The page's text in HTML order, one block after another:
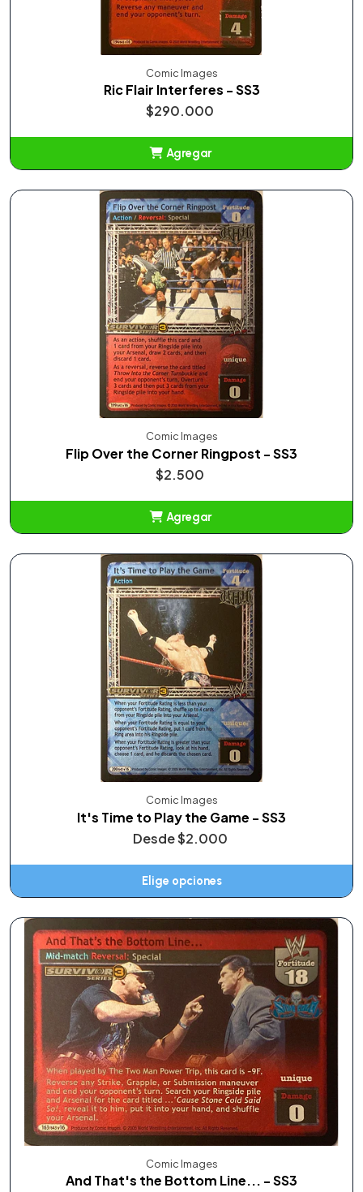
Comic Images
Ric Flair Interferes - SS3
$290.000
Agregar
Comic Images
Flip Over the Corner Ringpost - SS3
$2.500
Agregar
Comic Images
It's Time to Play the Game - SS3
Desde$2.000
Elige opciones
Comic Images
And That's the Bottom Line... - SS3